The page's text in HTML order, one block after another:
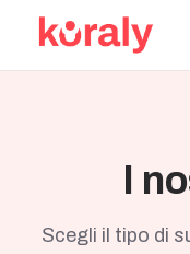
I
Scegli il tipo di